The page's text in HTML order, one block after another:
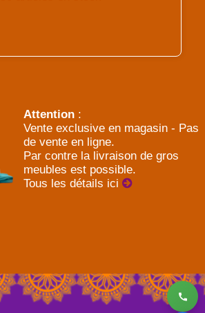
Attention :
Vente exclusive en magasin - Pas
de vente en ligne.
Par contre la livraison de gros
meubles est possible.
Tous les détails ici